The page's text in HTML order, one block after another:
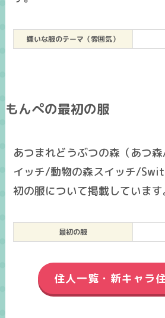
嫌いな服のテーマ（雰囲気）
もんぺの最初の服
あつまれどうぶつの森（あつ
イッチ/動物の森スイッチ/
初の服について掲載しています
最初の服
住人一覧・新キャラ